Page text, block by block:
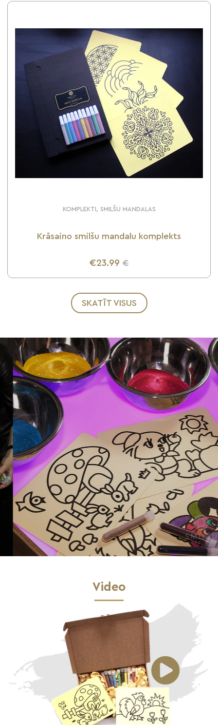
KOMPLEKTI, SMILŠU MANDALAS
Krāsaino smilšu mandalu komplekts
€23.99 €
UZZINI VAIRĀK
SKATĪT VISUS
Video